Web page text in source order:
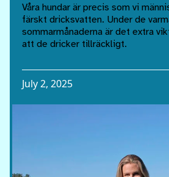
Våra hundar är precis som vi
färskt dricksvatten. Under de
sommarmånaderna är det extra
att de dricker tillräckligt.
July 2, 2025